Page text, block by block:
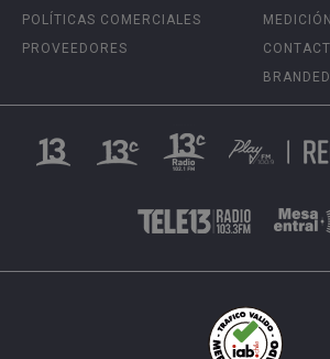
POLÍTICAS COMERCIALES
PROVEEDORES